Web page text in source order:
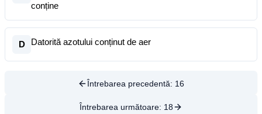
conține
D Datorită azotului conținut de aer
Întrebarea precedentă: 16
Întrebarea următoare: 18